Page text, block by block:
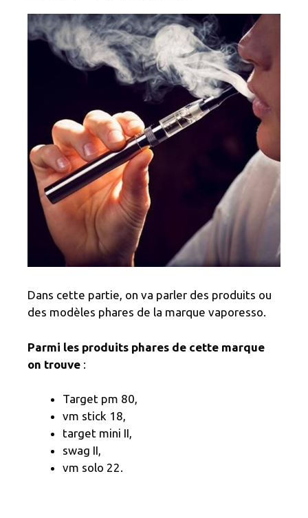
Dans cette partie, on va parler des produits ou
des modèles phares de la marque vaporesso.
Parmi les produits phares de cette marque
on trouve :
Target pm 80,
vm stick 18,
target mini II,
swag II,
vm solo 22.